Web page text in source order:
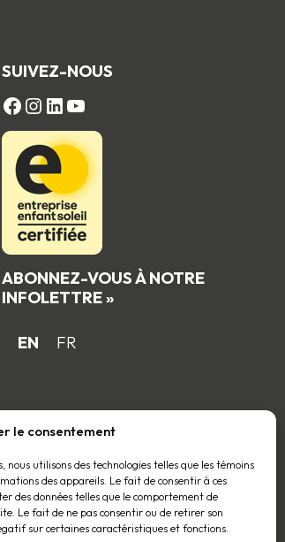
le consentement
nous utilisons des technologies telles que les témoins
des appareils. Le fait de consentir à ces
des données telles que le comportement de
Le fait de ne pas consentir ou de retirer son
sur certaines caractéristiques et fonctions.
SUIVEZ-NOUS
FACEBOOK
Instagram
LinkedIn
YouTube
ABONNEZ-VOUS À NOTRE
INFOLETTRE »
EN FR